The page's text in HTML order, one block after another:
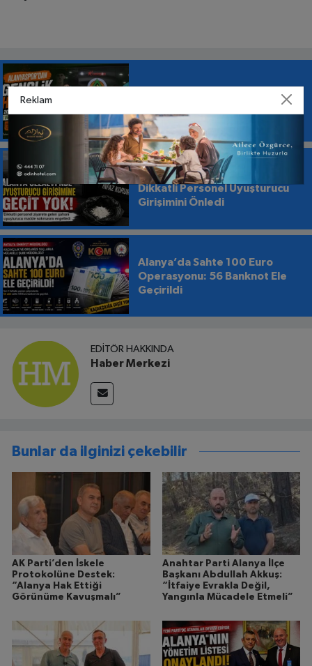
Alanyaspor’da Gençlik Ateşi:
Alanya L Tipi Cezaevi’nde
Dikkatli Personel Uyuşturucu
Girişimini Önledi
Alanya’da Sahte 100 Euro
Operasyonu: 56 Banknot Ele
Geçirildi
EDITÖR HAKKINDA
Haber Merkezi
Bunlar da ilginizi çekebilir
AK Parti’den İskele
Protokolüne Destek:
“Alanya Hak Ettiği
Görünüme Kavuşmalı”
Anahtar Parti Alanya İlçe
Başkanı Abdullah Akkuş:
“İtfaiye Evrakla Değil,
Yangınla Mücadele Etmeli”
Reklam